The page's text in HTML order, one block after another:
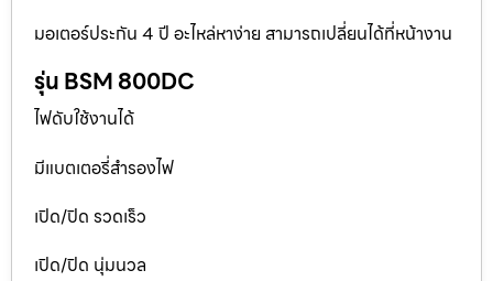
มอเตอร์ประกัน 4 ปี อะไหล่หาง่าย สามารถเปลี่ยนได้ที่หน้างาน
รุ่น BSM 800DC
ไฟดับใช้งานได้
มีแบตเตอรี่สำรองไฟ
เปิด/ปิด รวดเร็ว
เปิด/ปิด นุ่มนวล